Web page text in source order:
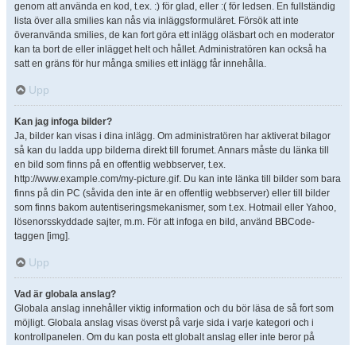
genom att använda en kod, t.ex. :) för glad, eller :( för ledsen. En fullständig
lista över alla smilies kan nås via inläggsformuläret. Försök att inte
överanvända smilies, de kan fort göra ett inlägg oläsbart och en moderator
kan ta bort de eller inlägget helt och hållet. Administratören kan också ha
satt en gräns för hur många smilies ett inlägg får innehålla.
Upp
Kan jag infoga bilder?
Ja, bilder kan visas i dina inlägg. Om administratören har aktiverat bilagor
så kan du ladda upp bilderna direkt till forumet. Annars måste du länka till
en bild som finns på en offentlig webbserver, t.ex.
http://www.example.com/my-picture.gif. Du kan inte länka till bilder som bara
finns på din PC (såvida den inte är en offentlig webbserver) eller till bilder
som finns bakom autentiseringsmekanismer, som t.ex. Hotmail eller Yahoo,
lösenorsskyddade sajter, m.m. För att infoga en bild, använd BBCode-
taggen [img].
Upp
Vad är globala anslag?
Globala anslag innehåller viktig information och du bör läsa de så fort som
möjligt. Globala anslag visas överst på varje sida i varje kategori och i
kontrollpanelen. Om du kan posta ett globalt anslag eller inte beror på